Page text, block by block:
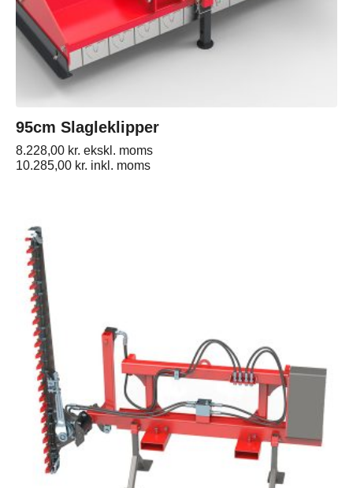
95cm Slagleklipper
8.228,00 kr. ekskl. moms
10.285,00 kr. inkl. moms